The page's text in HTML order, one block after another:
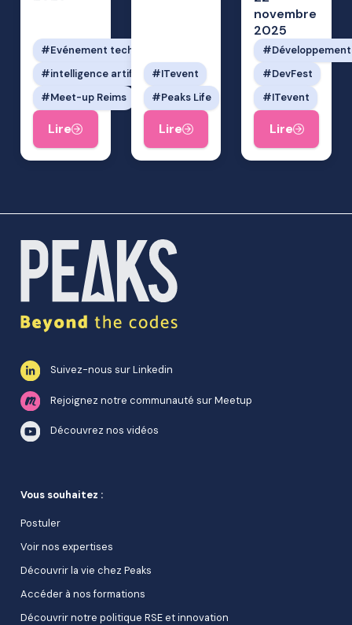
Evénement tech
intelligence artificielle
Meet-up Reims
Lire
ITevent
Peaks Life
Lire
novembre
2025
DevFest
ITevent
Lire
Suivez-nous sur Linkedin
Rejoignez notre communauté sur Meetup
Découvrez nos vidéos
Vous souhaitez :
Postuler
Voir nos expertises
Découvrir la vie chez Peaks
Accéder à nos formations
Découvrir notre politique RSE et innovation